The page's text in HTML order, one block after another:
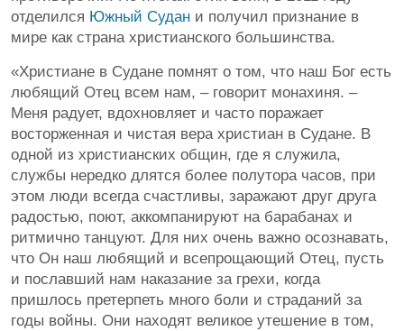
отделился Южный Судан и получил признание в
мире как страна христианского большинства.
«Христиане в Судане помнят о том, что наш Бог есть
любящий Отец всем нам, – говорит монахиня. –
Меня радует, вдохновляет и часто поражает
восторженная и чистая вера христиан в Судане. В
одной из христианских общин, где я служила,
службы нередко длятся более полутора часов, при
этом люди всегда счастливы, заражают друг друга
радостью, поют, аккомпанируют на барабанах и
ритмично танцуют. Для них очень важно осознавать,
что Он наш любящий и всепрощающий Отец, пусть
и пославший нам наказание за грехи, когда
пришлось претерпеть много боли и страданий за
годы войны. Они находят великое утешение в том,